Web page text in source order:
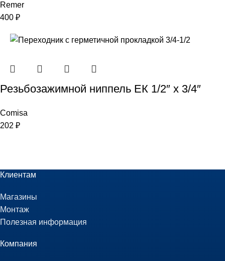
Remer
400 ₽
Резьбозажимной ниппель ЕК 1/2″ x 3/4″
Comisa
202 ₽
Клиентам
Магазины
Монтаж
Полезная информация
Компания